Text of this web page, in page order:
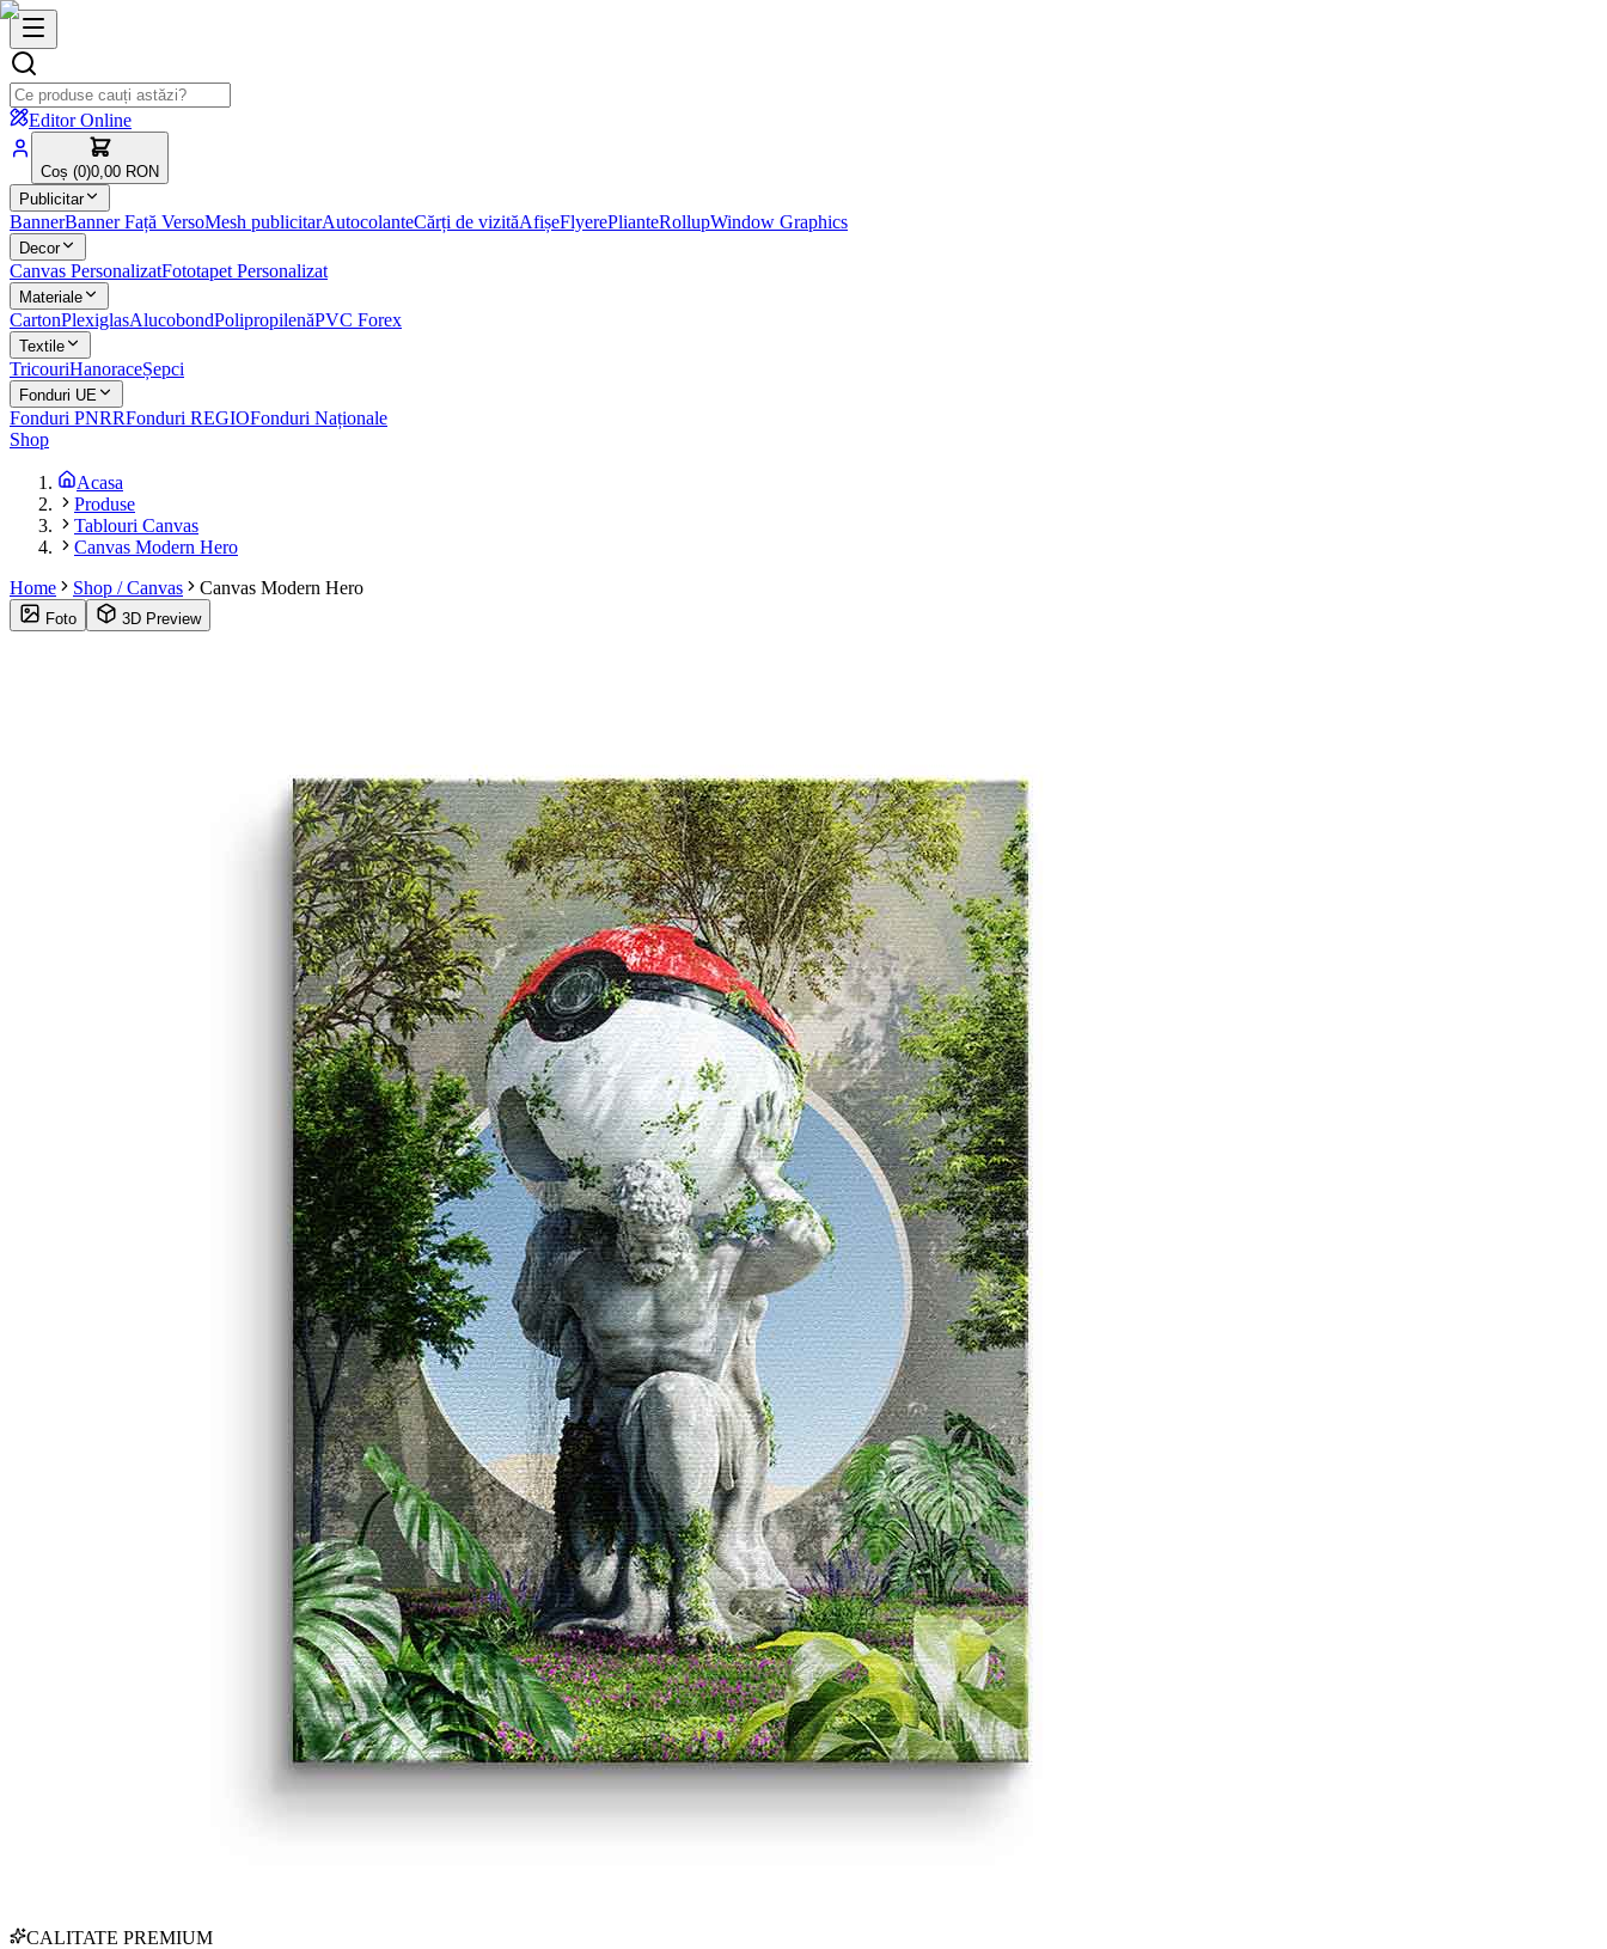
Editor Online
Coș (0)0,00 RON
Publicitar
BannerBanner Față VersoMesh publicitarAutocolanteCărți de vizităAfișeFlyerePlianteRollupWindow Graphics
Decor
Canvas PersonalizatFototapet Personalizat
Materiale
CartonPlexiglasAlucobondPolipropilenăPVC Forex
Textile
TricouriHanoraceȘepci
Fonduri UE
Fonduri PNRRFonduri REGIOFonduri Naționale
Shop
Acasa
Produse
Tablouri Canvas
Canvas Modern Hero
Home
Shop / Canvas Canvas Modern Hero
Foto 3D Preview
CALITATE PREMIUM